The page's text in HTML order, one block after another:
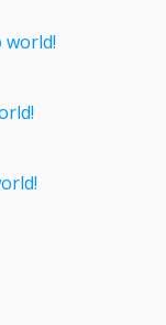
world!